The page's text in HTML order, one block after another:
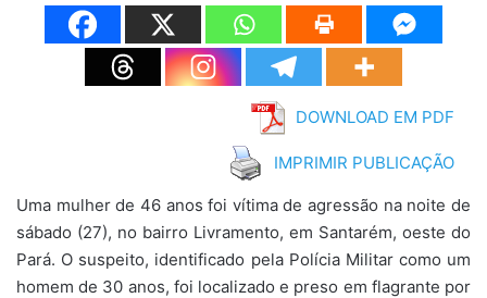
DOWNLOAD EM PDF
IMPRIMIR PUBLICAÇÃO
Uma mulher de 46 anos foi vítima de agressão na noite de
sábado (27), no bairro Livramento, em Santarém, oeste do
Pará. O suspeito, identificado pela Polícia Militar como um
homem de 30 anos, foi localizado e preso em flagrante por